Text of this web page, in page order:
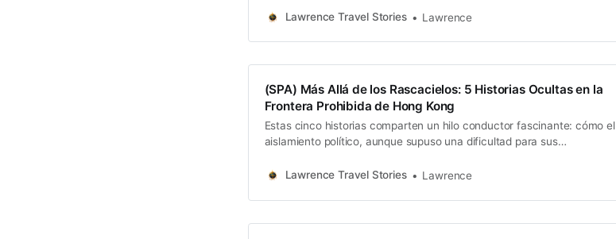
long isolation of the Frontier Closed Area created a unique historical…
Lawrence Travel Stories Lawrence
(SPA) Más Allá de los Rascacielos: 5 Historias Ocultas en la
Frontera Prohibida de Hong Kong
Estas cinco historias comparten un hilo conductor fascinante: cómo el
aislamiento político, aunque supuso una dificultad para sus
historia y la naturaleza. La frontera, diseñada para separar, acabó
Lawrence Travel Stories Lawrence